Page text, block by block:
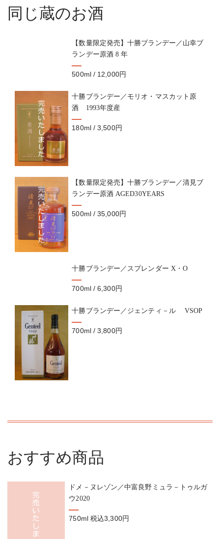
同じ蔵のお酒
【数量限定発売】十勝ブランデー／山幸ブ
ランデー原酒 8 年
500ml / 12,000円
十勝ブランデー／モリオ・マスカット原
酒 1993年度産
180ml / 3,500円
【数量限定発売】十勝ブランデー／清見ブ
ランデー原酒 AGED30YEARS
500ml / 35,000円
十勝ブランデー／スプレンダー X・O
700ml / 6,300円
十勝ブランデー／ジェンティ－ル VSOP
700ml / 3,800円
おすすめ商品
ドメ－ヌレゾン／中富良野ミュラ－トゥルガ
ウ2020
750ml 税込3,300円